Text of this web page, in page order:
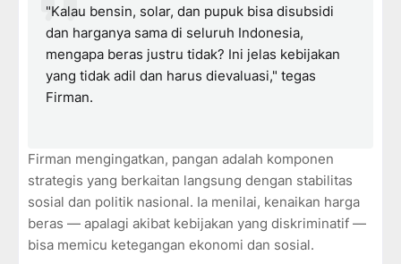
"Kalau bensin, solar, dan pupuk bisa disubsidi
dan harganya sama di seluruh Indonesia,
mengapa beras justru tidak? Ini jelas kebijakan
yang tidak adil dan harus dievaluasi," tegas
Firman.
Firman mengingatkan, pangan adalah komponen
strategis yang berkaitan langsung dengan stabilitas
sosial dan politik nasional. Ia menilai, kenaikan harga
beras — apalagi akibat kebijakan yang diskriminatif —
bisa memicu ketegangan ekonomi dan sosial.